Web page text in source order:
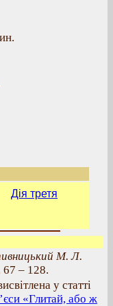
Дія третя
М. Л.
67 – 128.
у статті
«Глитай, або ж